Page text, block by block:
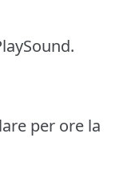
per ore la